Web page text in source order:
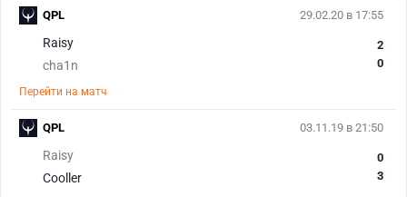
29.02.20 в 17:55
Raisy
cha1n
2
0
Перейти на матч
QPL
03.11.19 в 21:50
Raisy
Cooller
0
3
QPL